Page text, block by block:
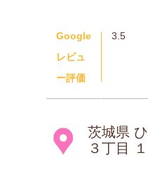
Google
レビュ
ー評価
3.5
茨城県
３丁目